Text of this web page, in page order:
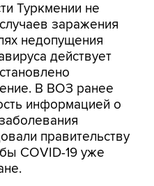
Туркмении не
заражения
недопущения
действует
В ВОЗ ранее
информацией о
правительству
COVID-19 уже